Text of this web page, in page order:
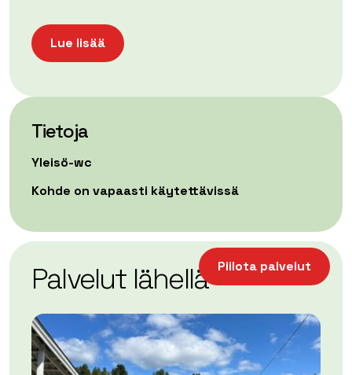
Lue lisää
Tietoja
Yleisö-wc
Kohde on vapaasti käytettävissä
−
Leaflet| ©OpenStreetMap
Piilota palvelut
Palvelut lähellä